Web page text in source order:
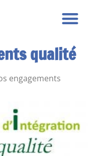
qualité
engagements